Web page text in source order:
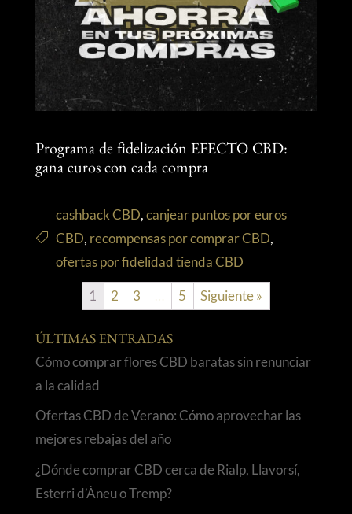
Programa de fidelización EFECTO CBD:
gana euros con cada compra
cashback CBD,canjear puntos por euros
CBD, recompensas por comprar CBD,
ofertas por fidelidad tienda CBD
1 2 3 5 Siguiente »
ÚLTIMAS ENTRADAS
Cómo comprar flores CBD baratas sin renunciar
a la calidad
Ofertas CBD de Verano: Cómo aprovechar las
mejores rebajas del año
¿Dónde comprar CBD cerca de Rialp, Llavorsí,
Esterri d’Àneu o Tremp?